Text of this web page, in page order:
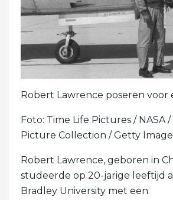
Robert Lawrence poseren voor
Foto: Time Life Pictures / NASA /
Picture Collection / Getty
Robert Lawrence, geboren in
studeerde op 20-jarige leeftijd
Bradley University met een